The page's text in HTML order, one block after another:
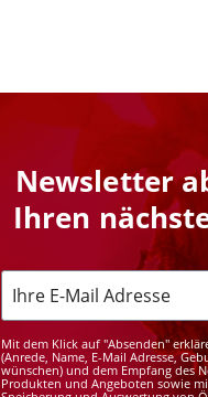
Newsletter
Ihren
Mit dem Klick auf "Absenden"
(Anrede, Name, E-Mail Adresse,
wünschen) und dem Empfang des
Produkten und Angeboten sowie